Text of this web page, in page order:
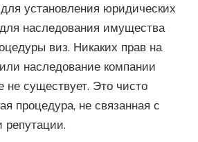
установления юридических
наследования имущества
виз. Никаких прав на
наследование компании
не существует. Это чисто
процедура, не связанная с
репутации.